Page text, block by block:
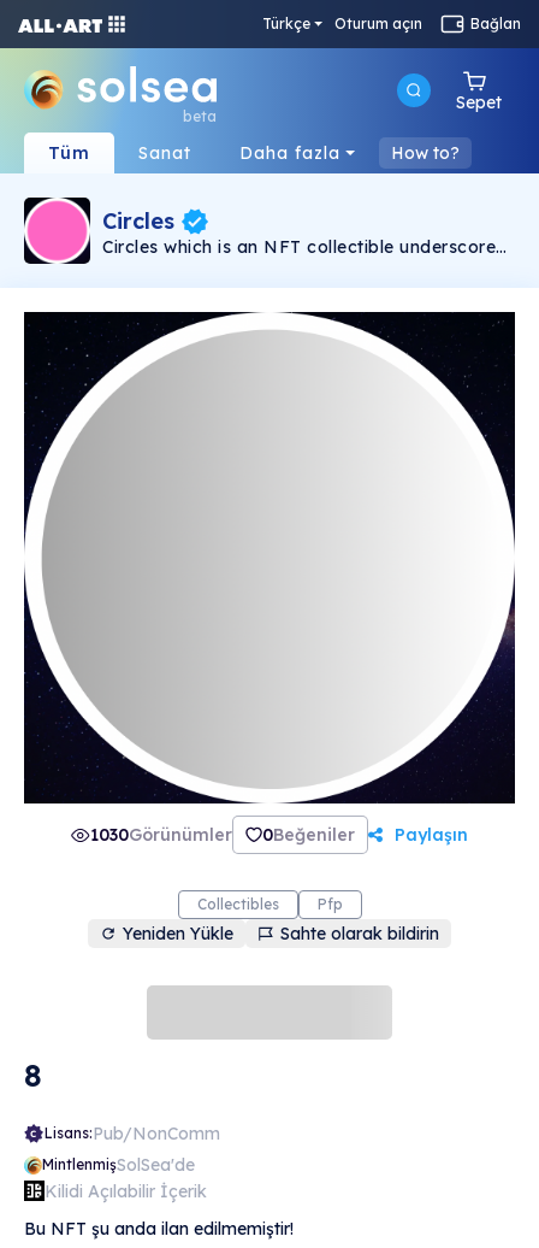
Türkçe Oturum açın Bağlan
beta
Sepet
Tüm Sanat Daha fazla How to?
Circles
Circles which is an NFT collectible underscores
community in aspect of coming together
pictures are peasants while holders of mixed
color or gradients are elites in the community.
Tokens will be airdropped to holders of the
Circles NFTs
1030Görünümler 0Beğeniler Paylaşın
Collectibles Pfp
Yeniden Yükle Sahte olarak bildirin
8
Lisans:Pub/NonComm
MintlenmişSolSea'de
Kilidi Açılabilir İçerik
Bu NFT şu anda ilan edilmemiştir!